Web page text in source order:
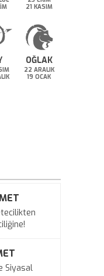
21 KASIM
OĞLAK
22 ARALIK
19 OCAK
Siyasal